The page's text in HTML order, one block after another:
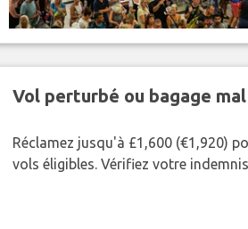
Vol perturbé ou bagage mal
Réclamez jusqu'à £1,600 (€1,920)
vols éligibles. Vérifiez votre